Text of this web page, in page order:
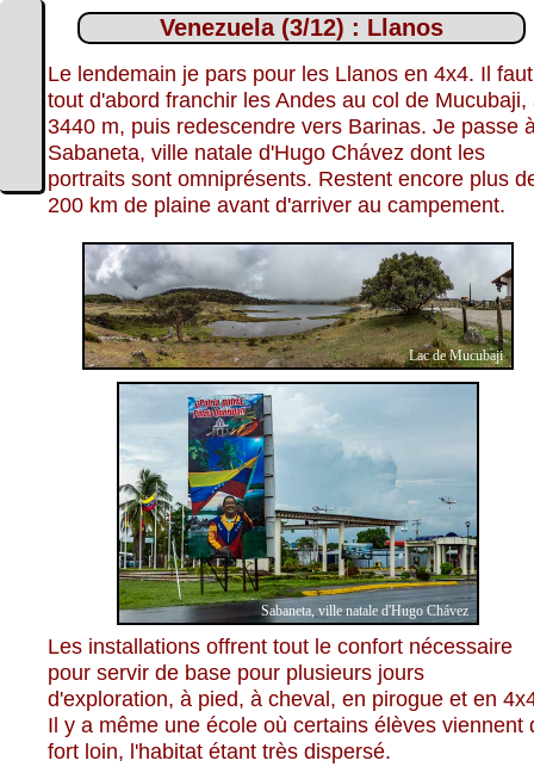
Venezuela (3/12) : Llanos
Le lendemain je pars pour les Llanos en 4x4. Il faut
tout d'abord franchir les Andes au col de Mucubaji,
3440 m, puis redescendre vers Barinas. Je passe
Sabaneta, ville natale d'Hugo Chávez dont les
portraits sont omniprésents. Restent encore plus
200 km de plaine avant d'arriver au campement.
Lac de Mucubaji
Sabaneta, ville natale d'Hugo Chávez
Les installations offrent tout le confort nécessaire
pour servir de base pour plusieurs jours
d'exploration, à pied, à cheval, en pirogue et en
Il y a même une école où certains élèves viennent
fort loin, l'habitat étant très dispersé.